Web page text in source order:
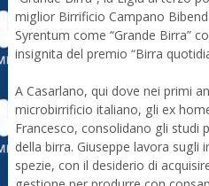
miglior Birrificio Campano
Syrentum come “Grande Birra”
insignita del premio “Birra
A Casarlano, qui dove nei primi
microbirrificio italiano, gli ex
Francesco, consolidano gli studi
della birra. Giuseppe lavora sugli
spezie, con il desiderio di